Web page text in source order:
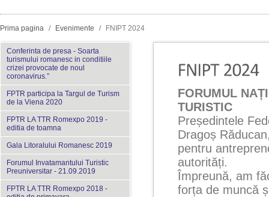
Prima pagina / Evenimente / FNIPT 2024
Conferinta de presa - Soarta
turismului romanesc in conditiile
crizei provocate de noul
coronavirus.”
FPTR participa la Targul de Turism
de la Viena 2020
FPTR LA TTR Romexpo 2019 -
editia de toamna
Gala Litoralului Romanesc 2019
Forumul Invatamantului Turistic
Preuniversitar - 21.09.2019
FPTR LA TTR Romexpo 2018 -
FORUMUL
TURISTIC
Președintele
Dragoș
pentru
autorități.
Împreună, am
forța de muncă